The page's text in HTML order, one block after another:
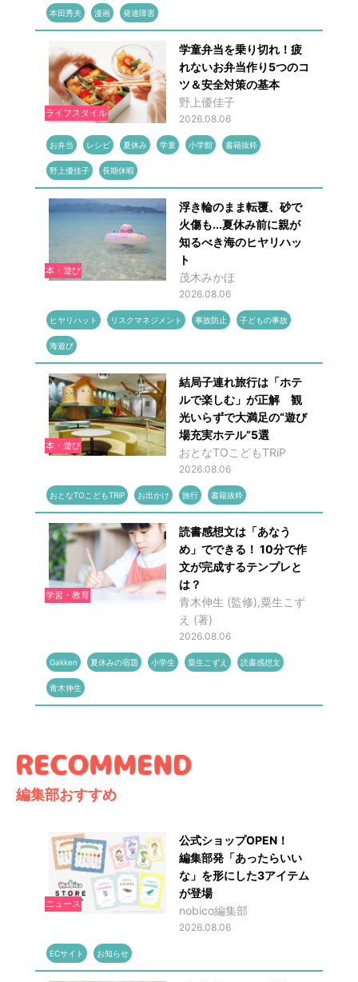
本田秀夫 漫画 発達障害
ライフスタイル
学童弁当を乗り切れ！疲
れないお弁当作り5つのコ
ツ＆安全対策の基本
野上優佳子
2026.08.06
お弁当 レシピ 夏休み 学童 小学館 書籍抜粋
野上優佳子 長期休暇
本・遊び
浮き輪のまま転覆、砂で
火傷も...夏休み前に親が
知るべき海のヒヤリハッ
ト
茂木みかほ
2026.08.06
ヒヤリハット リスクマネジメント 事故防止 子どもの事故
海遊び
本・遊び
結局子連れ旅行は「ホテ
ルで楽しむ」が正解 観
光いらずで大満足の“遊び
場充実ホテル”5選
おとなTOこどもTRiP
2026.08.06
おとなTOこどもTRiP お出かけ 旅行 書籍抜粋
学習・教育
読書感想文は「あなう
め」でできる！ 10分で作
文が完成するテンプレと
は？
青木伸生 (監修),粟生こず
え (著)
2026.08.06
Gakken 夏休みの宿題 小学生 粟生こずえ 読書感想文
青木伸生
編集部おすすめ
ニュース
公式ショップOPEN！
編集部発「あったらいい
な」を形にした3アイテム
が登場
nobico編集部
2026.08.06
ECサイト お知らせ